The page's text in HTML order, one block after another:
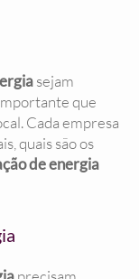
sejam
que
Cada empresa
quais são os
de energia